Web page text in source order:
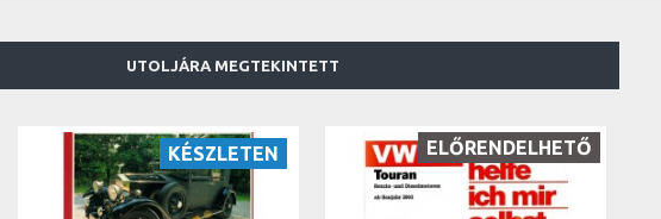
UTOLJÁRA MEGTEKINTETT
KÉSZLETEN ELŐRENDELHETŐ